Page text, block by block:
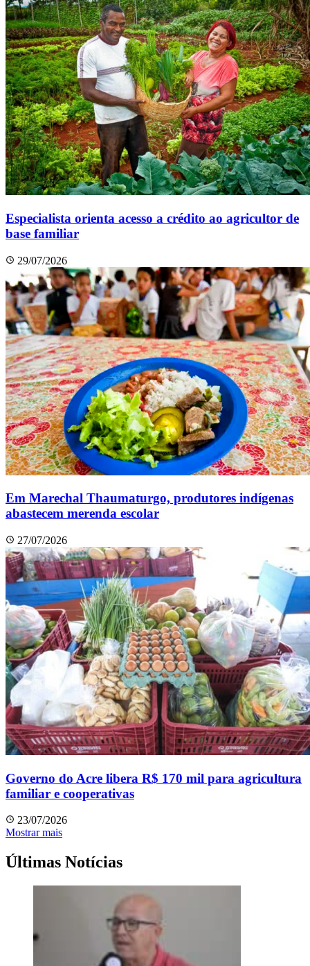
Especialista orienta acesso a crédito ao agricultor de
base familiar
29/07/2026
Em Marechal Thaumaturgo, produtores indígenas
abastecem merenda escolar
27/07/2026
Governo do Acre libera R$ 170 mil para agricultura
familiar e cooperativas
23/07/2026
Mostrar mais
Últimas Notícias